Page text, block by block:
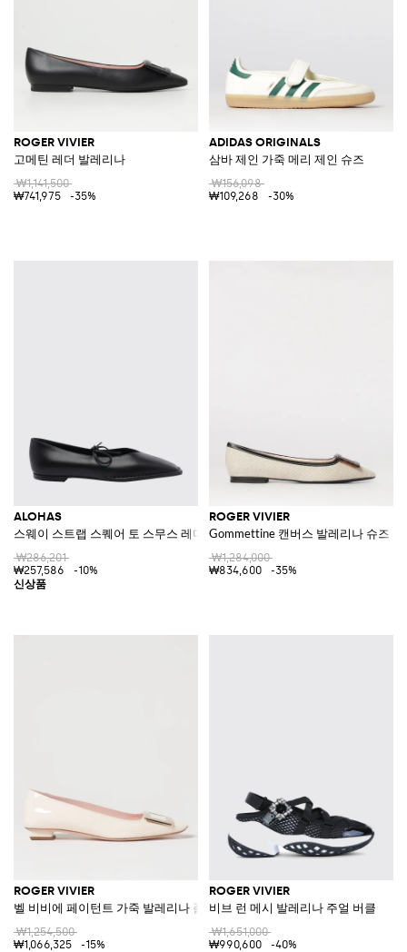
ROGER VIVIER
고메틴 레더 발레리나
₩1,141,500
₩741,975
-35%
ADIDAS ORIGINALS
삼바 제인 가죽 메리 제인 슈즈
₩156,098
₩109,268
-30%
ALOHAS
스웨이 스트랩 스퀘어 토 스무스 레더 발레 플랫
₩286,201
₩257,586
-10%
ROGER VIVIER
Gommettine 캔버스 발레리나 슈즈
₩1,284,000
₩834,600
-35%
ROGER VIVIER
벨 비비에 페이턴트 가죽 발레리나 플랫
₩1,254,500
₩1,066,325
-15%
ROGER VIVIER
비브 런 메시 발레리나 주얼 버클
₩1,651,000
₩990,600
-40%